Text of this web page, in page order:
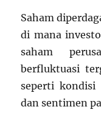
Saham
di mana
saham
berfluktuasi
seperti kondisi
dan sentimen